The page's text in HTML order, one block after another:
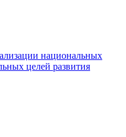
национальных
целей развития